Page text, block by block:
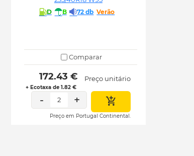
D B 72 db Verão
Comparar
172.43 €
+ Ecotaxa de 1.82 €
Preço unitário
- 2 +
Preço em Portugal Continental.